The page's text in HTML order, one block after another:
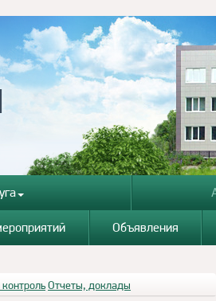
Объявления
Отчеты, доклады